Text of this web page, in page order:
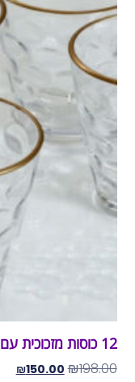
12 כוסות מזכוכית עם פס זהב במבצע!
₪198.00
₪150.00